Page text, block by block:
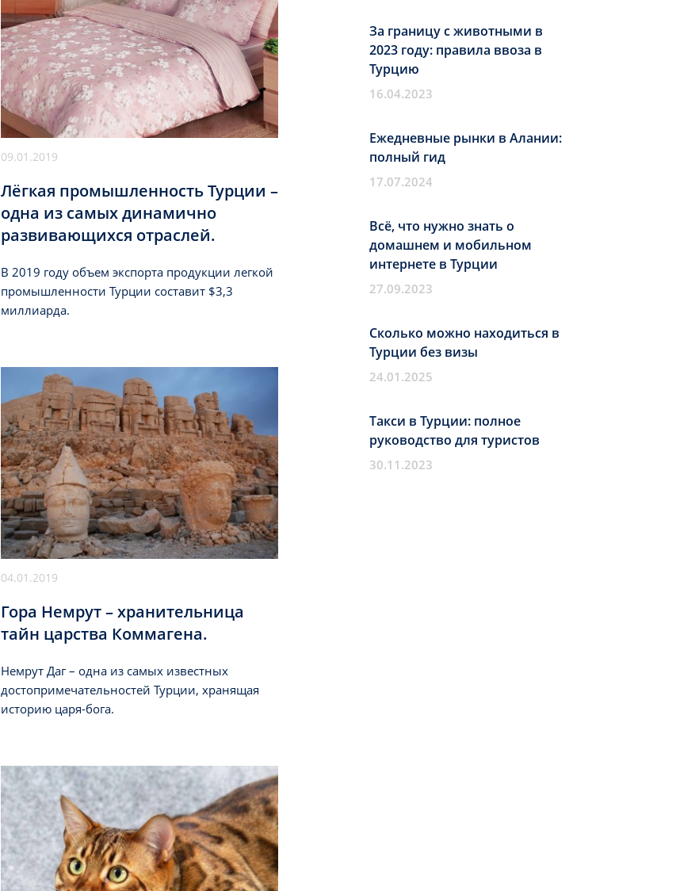
09.01.2019
Лёгкая промышленность Турции –
одна из самых динамично
развивающихся отраслей.
В 2019 году объем экспорта продукции легкой
промышленности Турции составит $3,3
миллиарда.
04.01.2019
Гора Немрут – хранительница
тайн царства Коммагена.
Немрут Даг – одна из самых известных
достопримечательностей Турции, хранящая
историю царя-бога.
За границу с животными в
2023 году: правила ввоза в
Турцию
16.04.2023
Ежедневные рынки в Алании:
полный гид
17.07.2024
Всё, что нужно знать о
домашнем и мобильном
интернете в Турции
27.09.2023
Сколько можно находиться в
Турции без визы
24.01.2025
Такси в Турции: полное
руководство для туристов
30.11.2023